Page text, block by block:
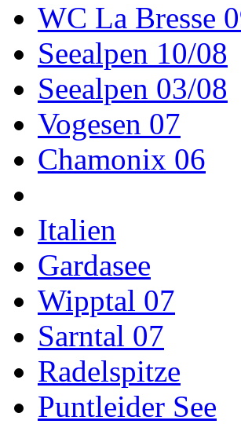
WC La Bresse
Seealpen 10/08
Seealpen 03/08
Vogesen 07
Chamonix 06
Italien
Gardasee
Wipptal 07
Sarntal 07
Radelspitze
Puntleider See